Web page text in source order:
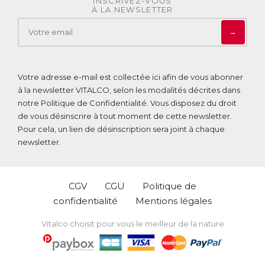
À LA NEWSLETTER
→
Votre adresse e-mail est collectée ici afin de vous abonner
à la newsletter VITALCO, selon les modalités décrites dans
notre Politique de Confidentialité. Vous disposez du droit
de vous désinscrire à tout moment de cette newsletter.
Pour cela, un lien de désinscription sera joint à chaque
newsletter.
CGV CGU
Politique de
confidentialité
Mentions légales
Vitalco choisit pour vous le meilleur de la nature